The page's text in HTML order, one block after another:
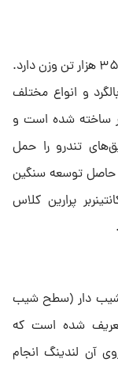
ناو پهپادبر شهید باقری ندسا، ۲۴۰ متر طول و ۳۵ هزار تن وزن دارد.
حمل ۷ تا ۹ فروند بالگرد و انواع مختلف
ساخته شده است و
تندرو را حمل
می‌کند. ناو شهید باقری با شماره بدنه C۱۱۰-۴ حاصل توسعه سنگین
پرارین کلاس
دار (سطح شیب
شده است که
آن لندینگ انجام